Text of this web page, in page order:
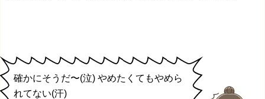
確かにそうだ〜(泣) やめたくてもやめら
れてない(汗)